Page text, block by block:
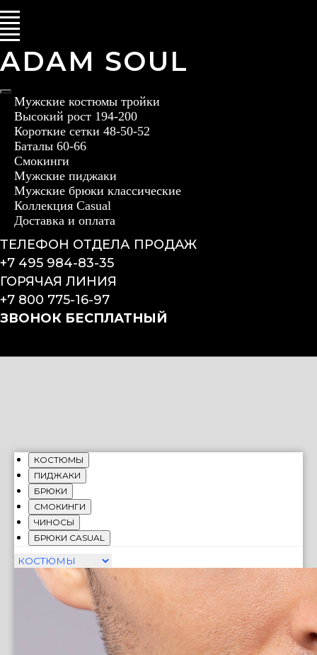
ADAM SOUL
Мужские костюмы тройки
Высокий рост 194-200
Короткие сетки 48-50-52
Баталы 60-66
Смокинги
Мужские пиджаки
Мужские брюки классические
Коллекция Casual
Доставка и оплата
ТЕЛЕФОН ОТДЕЛА ПРОДАЖ
+7 495 984-83-35
ГОРЯЧАЯ ЛИНИЯ
+7 800 775-16-97
ЗВОНОК БЕСПЛАТНЫЙ
КОСТЮМЫ
ПИДЖАКИ
БРЮКИ
СМОКИНГИ
ЧИНОСЫ
БРЮКИ CASUAL